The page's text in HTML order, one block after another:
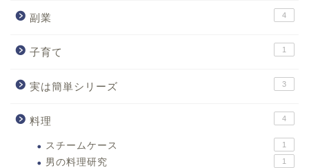
副業 4
子育て 1
実は簡単シリーズ 3
料理 4
スチームケース 1
男の料理研究 1